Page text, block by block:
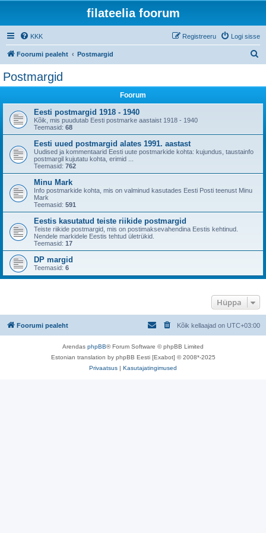
filateelia foorum
KKK Logi sisse
Registreeru
Foorumi pealeht Postmargid
Postmargid
Foorum
Eesti postmargid 1918 - 1940
Kõik, mis puudutab Eesti postmarke aastaist 1918 - 1940
Teemasid: 68
Eesti uued postmargid alates 1991. aastast
Uudised ja kommentaarid Eesti uute postmarkide kohta: kujundus, taustainfo
postmargil kujutatu kohta, erimid ...
Teemasid: 762
Minu Mark
Info postmarkide kohta, mis on valminud kasutades Eesti Posti teenust Minu
Mark
Teemasid: 591
Eestis kasutatud teiste riikide postmargid
Teiste riikide postmargid, mis on postimaksevahendina Eestis kehtinud.
Nendele markidele Eestis tehtud ületrükid.
Teemasid: 17
DP margid
Teemasid: 6
Hüppa
Foorumi pealeht Kõik kellaajad on UTC+03:00
Arendas phpBB® Forum Software © phpBB Limited
Estonian translation by phpBB Eesti [Exabot] © 2008*-2025
Privaatsus | Kasutajatingimused